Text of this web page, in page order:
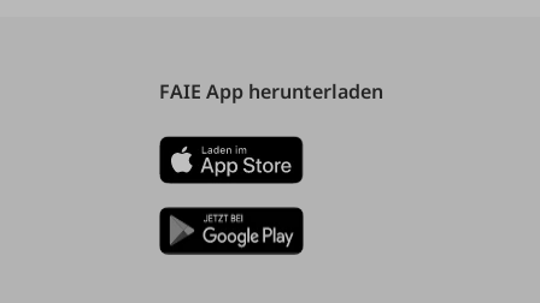
FAIE App herunterladen